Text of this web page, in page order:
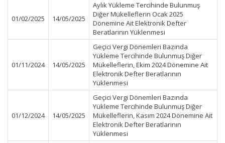
01/02/2025 14/05/2025
Aylık Yükleme Tercihinde Bulunmuş
Diğer Mükelleflerin Ocak 2025
Dönemine Ait Elektronik Defter
Beratlarının Yüklenmesi
01/11/2024 14/05/2025
Geçici Vergi Dönemleri Bazında
Yükleme Tercihinde Bulunmuş Diğer
Mükelleflerin, Ekim 2024 Dönemine Ait
Elektronik Defter Beratlarının
Yüklenmesi
01/12/2024 14/05/2025
Geçici Vergi Dönemleri Bazında
Yükleme Tercihinde Bulunmuş Diğer
Mükelleflerin, Kasım 2024 Dönemine Ait
Elektronik Defter Beratlarının
Yüklenmesi